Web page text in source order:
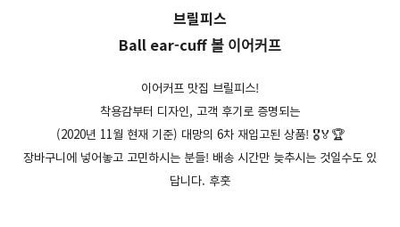
브릴피스
Ball ear-cuff 볼 이어커프
이어커프 맛집 브릴피스!
착용감부터 디자인, 고객 후기로 증명되는
(2020년 11월 현재 기준) 대망의 6차 재입고된 상품! 🎖🏅🏆
장바구니에 넣어놓고 고민하시는 분들! 배송 시간만 늦추시는 것일수도 있
답니다. 후훗